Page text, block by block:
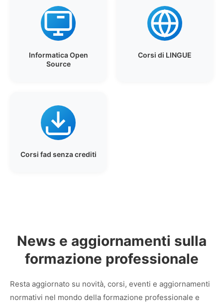
Informatica Open
Source
Corsi di LINGUE
Corsi fad senza crediti
News e aggiornamenti sulla
formazione professionale
Resta aggiornato su novità, corsi, eventi e aggiornamenti
normativi nel mondo della formazione professionale e